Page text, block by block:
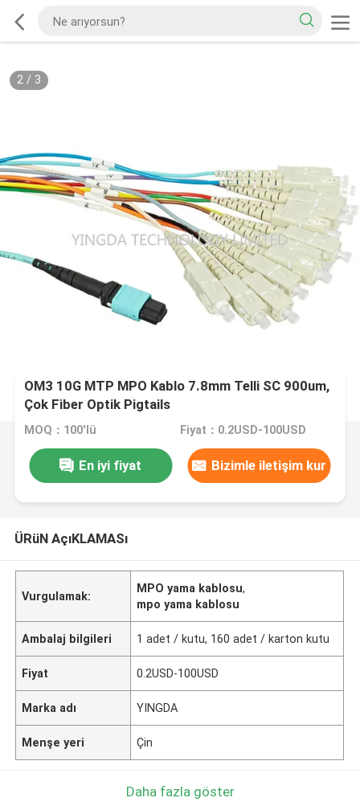
2/ 3
OM3 10G MTP MPO Kablo 7.8mm Telli SC 900um,
Çok Fiber Optik Pigtails
MOQ：100'lü Fiyat：0.2USD-100USD
En iyi fiyat Bizimle iletişim kur
ÜRüN AçıKLAMASı
Vurgulamak:
MPO yama kablosu,
mpo yama kablosu
Ambalaj bilgileri 1 adet / kutu, 160 adet / karton kutu
Fiyat 0.2USD-100USD
Marka adı YINGDA
Menşe yeri Çin
Daha fazla göster